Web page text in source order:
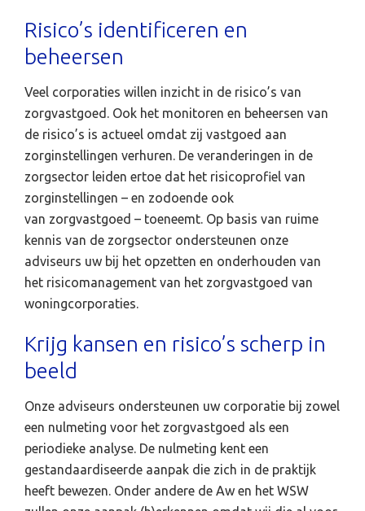
Risico’s identificeren en
beheersen
Veel corporaties willen inzicht in de risico’s van
zorgvastgoed. Ook het monitoren en beheersen van
de risico’s is actueel omdat zij vastgoed aan
zorginstellingen verhuren. De veranderingen in de
zorgsector leiden ertoe dat het risicoprofiel van
zorginstellingen – en zodoende ook
van zorgvastgoed – toeneemt. Op basis van ruime
kennis van de zorgsector ondersteunen onze
adviseurs uw bij het opzetten en onderhouden van
het risicomanagement van het zorgvastgoed van
woningcorporaties.
Krijg kansen en risico’s scherp in
beeld
Onze adviseurs ondersteunen uw corporatie bij zowel
een nulmeting voor het zorgvastgoed als een
periodieke analyse. De nulmeting kent een
gestandaardiseerde aanpak die zich in de praktijk
heeft bewezen. Onder andere de Aw en het WSW